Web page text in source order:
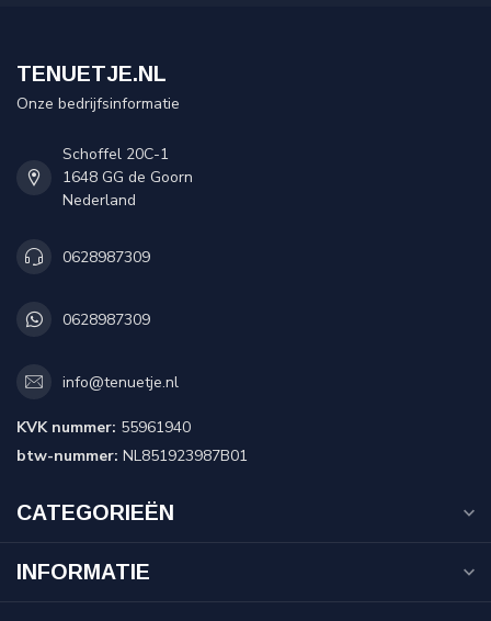
TENUETJE.NL
Onze bedrijfsinformatie
Schoffel 20C-1
1648 GG de Goorn
Nederland
0628987309
0628987309
info@tenuetje.nl
KVK nummer: 55961940
btw-nummer: NL851923987B01
CATEGORIEËN
INFORMATIE